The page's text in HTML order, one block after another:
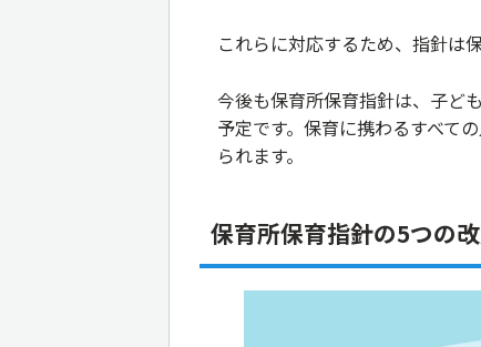
これらに対応するため、指針は
今後も保育所保育指針は、子ど
予定です。保育に携わるすべて
られます。
保育所保育指針の5つの